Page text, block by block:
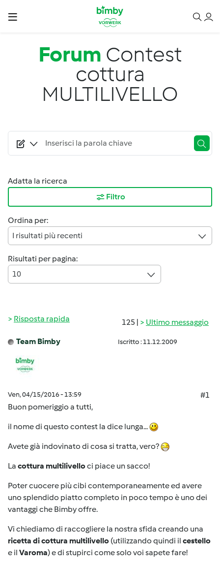
Salta al contenuto principale
Forum Contest
cottura
MULTILIVELLO
Adatta la ricerca
Filtro
Ordina per:
I risultati più recenti
Risultati per pagina:
10
125 | Ultimo messaggio
Risposta rapida
Team Bimby Iscritto : 11.12.2009
Ven, 04/15/2016 - 13:59
#1
Buon pomeriggio a tutti,
il nome di questo contest la dice lunga...
Avete già indovinato di cosa si tratta, vero?
La cottura multilivelloci piace un sacco!
Poter cuocere più cibi contemporaneamente ed avere
uno splendido piatto completo in poco tempo è uno dei
vantaggi che Bimby offre.
Vi chiediamo di raccogliere la nostra sfida creando una
ricetta di cottura multilivello (utilizzando quindi il cestello
e il Varoma) e di stupirci come solo voi sapete fare!